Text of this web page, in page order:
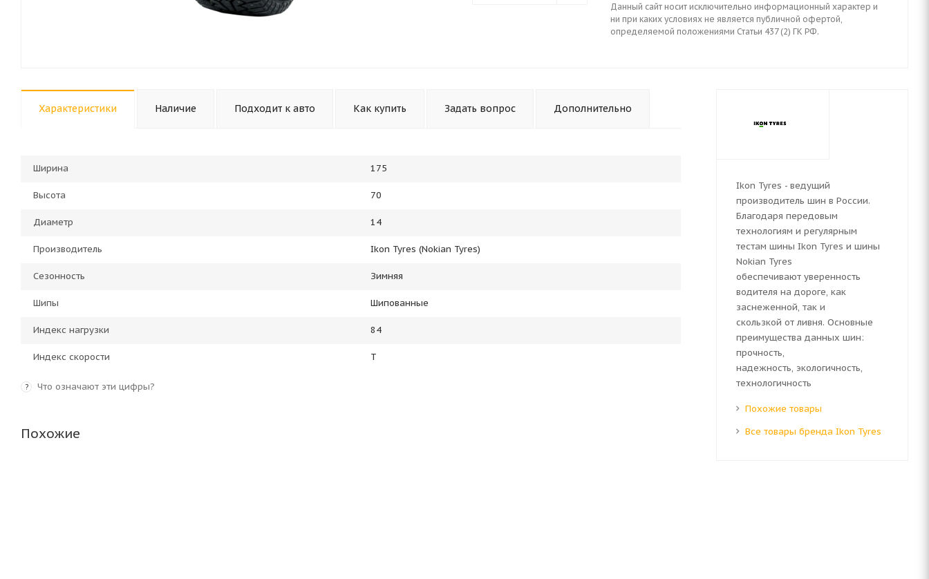
Данный сайт носит исключительно информационный характер и
ни при каких условиях не является публичной офертой,
определяемой положениями Статьи 437 (2) ГК РФ.
Характеристики Наличие Подходит к авто Как купить Задать вопрос Дополнительно
Ширина 175
Высота 70
Диаметр 14
Производитель Ikon Tyres (Nokian Tyres)
Сезонность Зимняя
Шипы Шипованные
Индекс нагрузки 84
Индекс скорости T
? Что означают эти цифры?
Похожие
Ikon Tyres - ведущий
производитель шин в России.
Благодаря передовым
технологиям и регулярным
тестам шины Ikon Tyres и шины
Nokian Tyres
обеспечивают уверенность
водителя на дороге, как
заснеженной, так и
скользкой от ливня. Основные
преимущества данных шин:
прочность,
надежность, экологичность,
технологичность
Похожие товары
Все товары бренда Ikon Tyres